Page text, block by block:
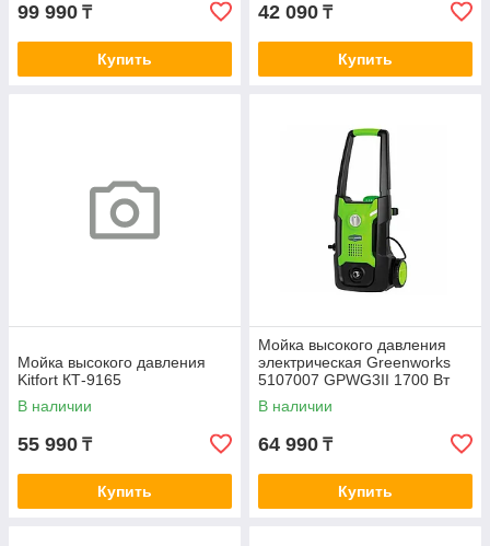
99 990 ₸
Купить
42 090 ₸
Купить
Мойка высокого давления
Kitfort КТ-9165
В наличии
55 990 ₸
Купить
Мойка высокого давления
электрическая Greenworks
5107007 GPWG3II 1700 Вт
120 бар
В наличии
64 990 ₸
Купить